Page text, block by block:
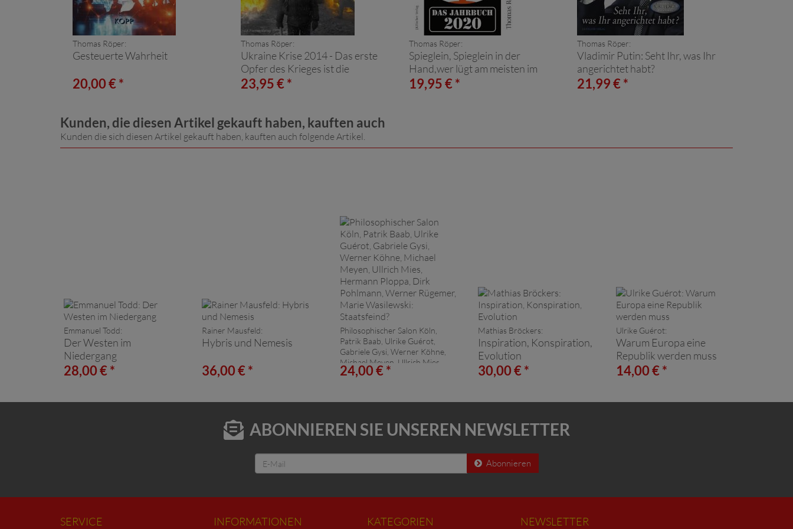
Thomas Röper:
Gesteuerte Wahrheit
20,00 € *
Thomas Röper:
Ukraine Krise 2014 - Das erste
Opfer des Krieges ist die
Wahrheit
23,95 € *
Thomas Röper:
Spieglein, Spieglein in der
Hand,wer lügt am meisten im
ganzen Land?
19,95 € *
Thomas Röper:
Vladimir Putin: Seht Ihr, was Ihr
angerichtet habt?
21,99 € *
Kunden, die diesen Artikel gekauft haben, kauften auch
Kunden die sich diesen Artikel gekauft haben, kauften auch folgende Artikel.
Emmanuel Todd:
Der Westen im
Niedergang
28,00 € *
Rainer Mausfeld:
Hybris und Nemesis
36,00 € *
Philosophischer Salon Köln,
Patrik Baab, Ulrike Guérot,
Gabriele Gysi, Werner Köhne,
Michael Meyen, Ullrich Mies,
Hermann Ploppa, Dirk
Staatsfeind?
24,00 € *
Mathias Bröckers:
Inspiration, Konspiration,
Evolution
30,00 € *
Ulrike Guérot:
Warum Europa eine
Republik werden muss
14,00 € *
ABONNIEREN SIE UNSEREN NEWSLETTER
Abonnieren
SERVICE INFORMATIONEN KATEGORIEN NEWSLETTER